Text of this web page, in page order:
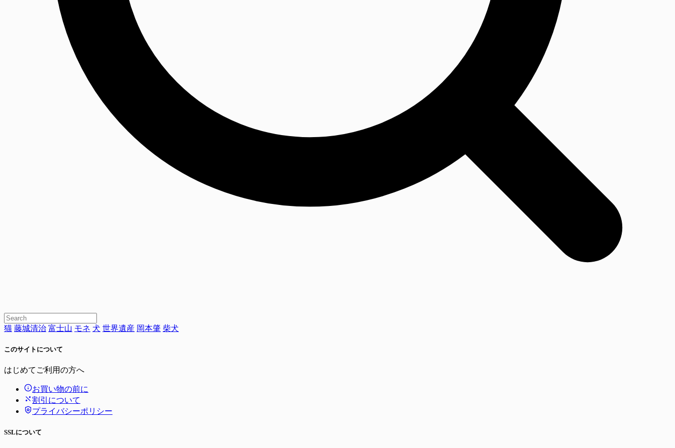
猫 藤城清治 富士山 モネ 犬 世界遺産 岡本肇 柴犬
このサイトについて
はじめてご利用の方へ
お買い物の前に
割引について
プライバシーポリシー
SSLについて